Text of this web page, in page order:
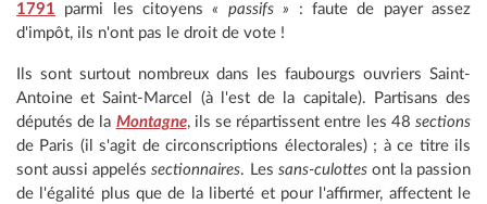
1791 parmi les citoyens« passifs » : faute de payer assez
d'impôt, ils n'ont pas le droit de vote !
Ils sont surtout nombreux dans les faubourgs ouvriers Saint-
Antoine et Saint-Marcel (à l'est de la capitale). Partisans des
députés de la Montagne, ils se répartissent entre les 48sections
de Paris (il s'agit de circonscriptions électorales) ; à ce titre ils
sont aussi appeléssectionnaires. Les sans-culottesont la passion
de l'égalité plus que de la liberté et pour l'affirmer, affectent le